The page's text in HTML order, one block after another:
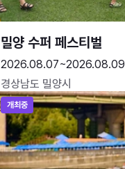
밀양 수퍼 페스티벌
2026.08.07~2026.08.09
경상남도 밀양시
개최중